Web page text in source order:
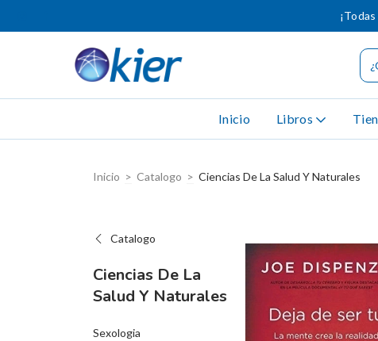
Inicio Libros
Inicio > Catalogo > Ciencias De La Salud Y Naturales
Catalogo
Ciencias De La
Salud Y Naturales
Sexologia